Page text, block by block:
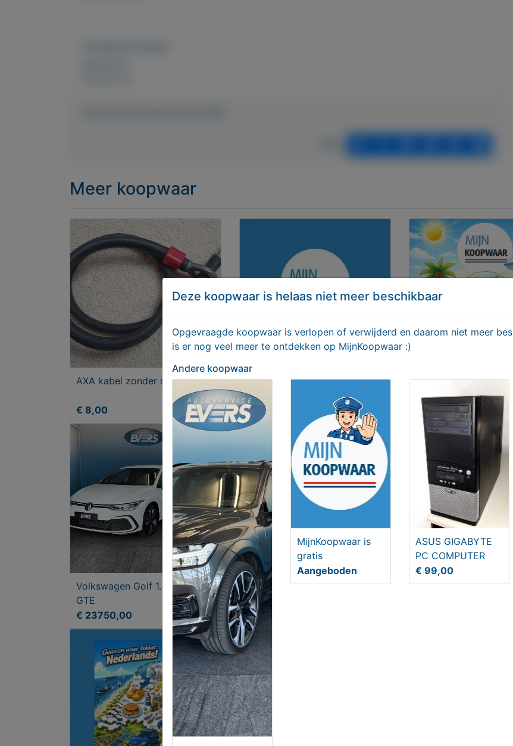
Meer koopwaar
AXA kabel zonder ringslot
€ 8,00
Adverteren op MijnKoopwaar
Aangeboden
Gratis adverteren -
Aangeboden
Volkswagen Golf 1.4 eHybrid
GTE
€ 23750,00
Sportfoto Jaarboek 1971
*collectors item*
€ 21,00
Heat (1995) DVD
Deze koopwaar is helaas niet meer beschikbaar
Opgevraagde koopwaar is verlopen of verwijderd en daarom niet meer
is er nog veel meer te ontdekken op MijnKoopwaar :)
Andere koopwaar
MijnKoopwaar is
gratis
Aangeboden
ASUS GIGABYTE
PC COMPUTER
€ 99,00